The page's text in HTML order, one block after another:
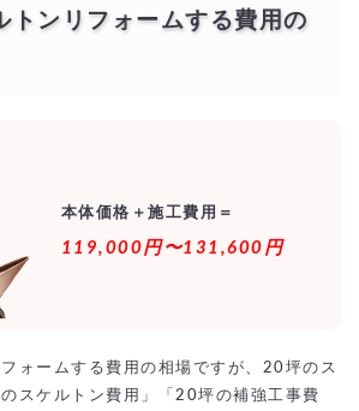
トンリフォームする費用の
本体価格＋施工費用＝
119,000円〜131,600円
ォームする費用の相場ですが、20坪のス
スケルトン費用」「20坪の補強工事費